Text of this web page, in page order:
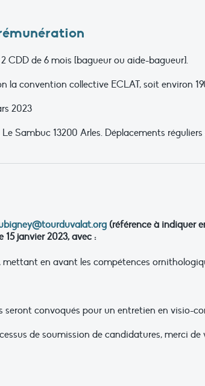
CDD de 6 mois [bagueur ou aide-bagueur].
la convention collective ECLAT, soit environ
2023
Le Sambuc 13200 Arles. Déplacements
(référence à indiquer
janvier 2023, avec :
en avant les compétences
seront convoqués pour un entretien en visio-
de soumission de candidatures, merci de